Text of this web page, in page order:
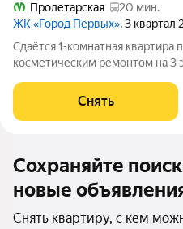
Пролетарская
20 мин.
ЖК «Город Первых», 3 квартал
Сдаётся 1-комнатная квартира
косметическим ремонтом на 3
улицу. В подъезде 3 лифта - 2
Снять
Сохраняйте
новые
Снять квартиру, с кем